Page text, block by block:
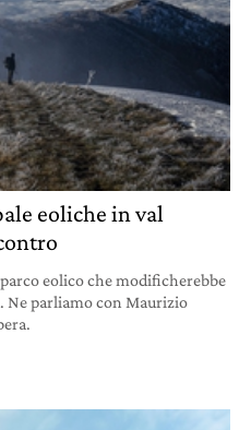
eoliche in val
eolico che modificherebbe
Ne parliamo con Maurizio